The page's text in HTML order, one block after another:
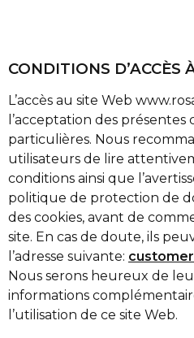
CONDITIONS D’ACCÈS
L’accès au site Web
l’acceptation des
particulières. Nous
utilisateurs de lire
conditions ainsi que
politique de protection de
des cookies, avant de
site. En cas de doute, ils
l’adresse suivante:
Nous serons heureux de
informations
l’utilisation de ce site Web.